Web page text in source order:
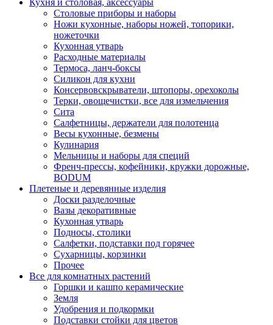
Столовые приборы и наборы
Ножи кухонные, наборы ножей, топорики,
ножеточки
Кухонная утварь
Расходные материалы
Термоса, ланч-боксы
Силикон для кухни
Консервовскрыватели, штопоры, орехоколы
Терки, овощечистки, все для измельчения
Сита
Салфетницы, держатели для полотенца
Весы кухонные, безмены
Кулинария
Мельницы и наборы для специй
Френч-прессы, кофейники, кружки дорожные,
BODUM
Плетеные и деревянные изделия
Доски разделочные
Вазы декоративные
Кухонная утварь
Подносы, столики
Салфетки, подставки под горячее
Сухарницы, корзинки
Прочее
Все для комнатных растений
Горшки и кашпо керамические
Земля
Удобрения и подкормки
Подставки стойки для цветов